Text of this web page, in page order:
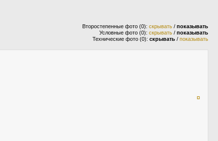
Второстепенные фото (0): скрывать / показывать
Условные фото (0): скрывать / показывать
Технические фото (0): скрывать / показывать
¤